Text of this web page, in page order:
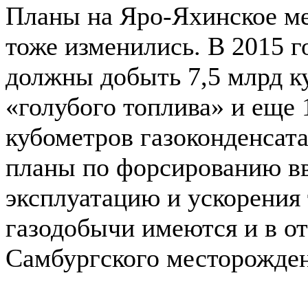
Планы на Яро-Яхинское
тоже изменились. В 2015
должны добыть 7,5 млрд
«голубого топлива» и еще
кубометров
планы по форсированию
эксплуатацию и
газодобычи имеются и в
Самбургского